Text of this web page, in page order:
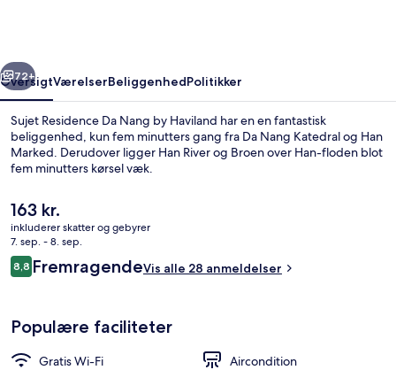
Pool
Næste
72+
OversigtVærelserBeliggenhedPolitikker
Sujet Residence Da Nang by Haviland har en en fantastisk
beliggenhed, kun fem minutters gang fra Da Nang Katedral og Han
Marked. Derudover ligger Han River og Broen over Han-floden blot
fem minutters kørsel væk.
Den
nuværende
pris
er
163 kr.
163 kr.
inkluderer skatter og gebyrer
7. sep. - 8. sep.
Anmeldelser
8,88,8 ud af 10.
FremragendeVis alle 28 anmeldelser
Populære faciliteter
Gratis Wi-Fi
Aircondition